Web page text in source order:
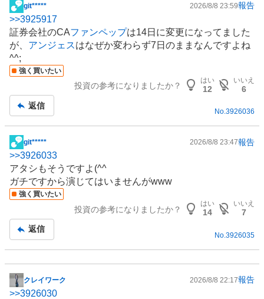
掲
示
板
記
事
git***** 2026/8/8 23:59報告
>>3925917
証券会社のCAファンペップは14日に変更になってました
が、 アンジェスはなぜか変わらず7日のままなんですよね
^^;
強く買いたい
投資の参考になりましたか？
はい
12
いいえ
6
返信
No.3926036
掲
示
板
記
事
git***** 2026/8/8 23:47報告
>>3926033
アタシもそうですよ(^^ゞ
ガチですから演じてはいませんがwww
強く買いたい
投資の参考になりましたか？
はい
14
いいえ
7
返信
No. 3926035
掲
クレイワーク 2026/8/8 22:17報告
>>3926030